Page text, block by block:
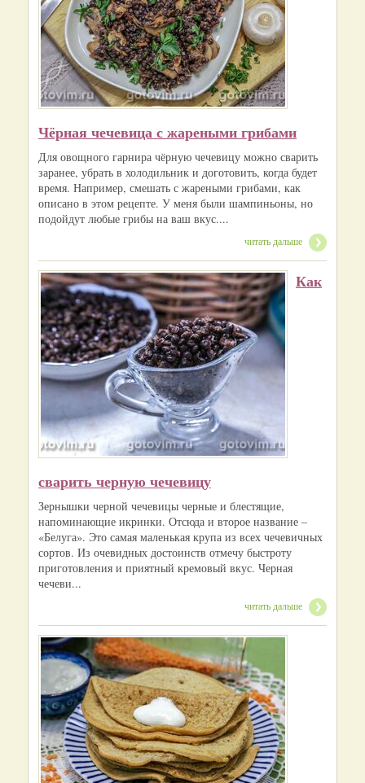
Чёрная чечевица с жареными грибами
Для овощного гарнира чёрную чечевицу можно сварить
заранее, убрать в холодильник и доготовить, когда будет
время. Например, смешать с жареными грибами, как
описано в этом рецепте. У меня были шампиньоны, но
подойдут любые грибы на ваш вкус....
читать дальше
Как
сварить черную чечевицу
Зернышки черной чечевицы черные и блестящие,
напоминающие икринки. Отсюда и второе название –
«Белуга». Это самая маленькая крупа из всех чечевичных
сортов. Из очевидных достоинств отмечу быстроту
приготовления и приятный кремовый вкус. Черная
чечеви...
читать дальше